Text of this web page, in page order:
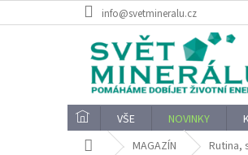
na
info@svetmineralu.cz
VŠE NOVINKY
Domů MAGAZÍN Rutina,